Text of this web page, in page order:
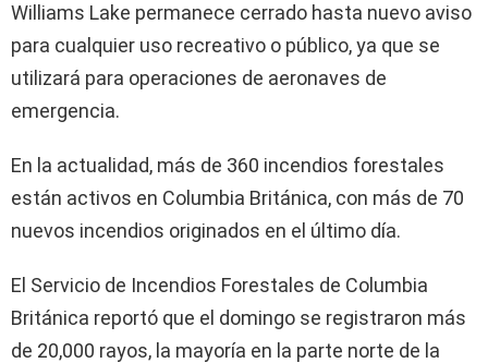
Williams Lake permanece cerrado hasta nuevo aviso
para cualquier uso recreativo o público, ya que se
utilizará para operaciones de aeronaves de
emergencia.
En la actualidad, más de 360 incendios forestales
están activos en Columbia Británica, con más de 70
nuevos incendios originados en el último día.
El Servicio de Incendios Forestales de Columbia
Británica reportó que el domingo se registraron más
de 20,000 rayos, la mayoría en la parte norte de la